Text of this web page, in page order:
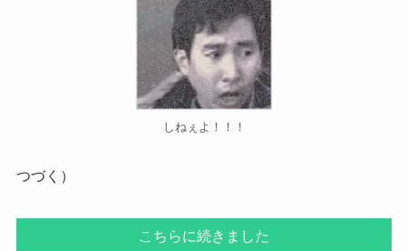
しねぇよ！！！
つづく）
こちらに続きました